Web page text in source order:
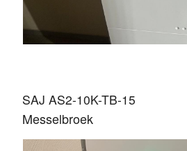
SAJ AS2-10K-TB-15
Messelbroek